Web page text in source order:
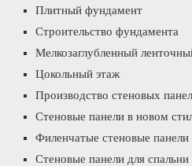
Плитный фундамент
Строительство фундамента
Мелкозаглубленный
Цокольный этаж
Производство стеновых
Стеновые панели в новом
Филенчатые стеновые
Стеновые панели для спальни